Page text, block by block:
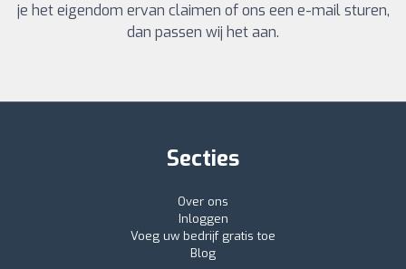
je het eigendom ervan claimen of ons een e-mail sturen,
dan passen wij het aan.
Secties
Over ons
Inloggen
Voeg uw bedrijf gratis toe
Blog